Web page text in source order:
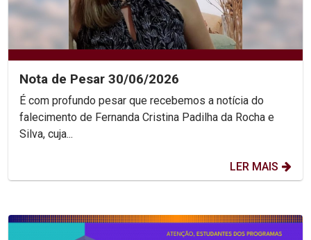
Nota de Pesar 30/06/2026
É com profundo pesar que recebemos a notícia do
falecimento de Fernanda Cristina Padilha da Rocha e
Silva, cuja...
LER MAIS